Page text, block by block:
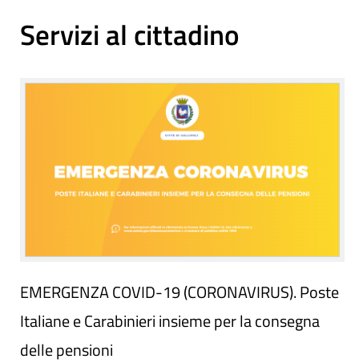
Servizi al cittadino
EMERGENZA COVID-19 (CORONAVIRUS). Poste
Italiane e Carabinieri insieme per la consegna
delle pensioni